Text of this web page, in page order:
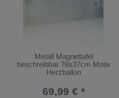
Metall Magnettafel
beschreibbar 78x37cm Motiv
Herzballon
69,99 € *